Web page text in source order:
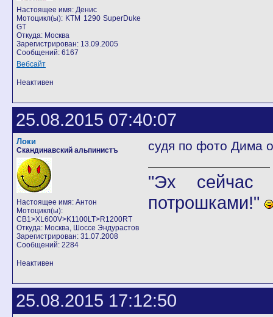
Настоящее имя: Денис
Мотоцикл(ы): KTM 1290 SuperDuke
GT
Откуда: Москва
Зарегистрирован: 13.09.2005
Сообщений: 6167
Вебсайт
Неактивен
25.08.2015 07:40:07
Локи
Скандинавский альпинистъ
Настоящее имя: Антон
Мотоцикл(ы):
CB1>XL600V>K1100LT>R1200RT
Откуда: Москва, Шоссе Эндурастов
Зарегистрирован: 31.07.2008
Сообщений: 2284
судя по фото Дима
"Эх сейчас
потрошками!"
Неактивен
25.08.2015 17:12:50